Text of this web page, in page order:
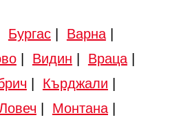
Бургас| Варна|
| Видин Враца|
Кърджали
Монтана|